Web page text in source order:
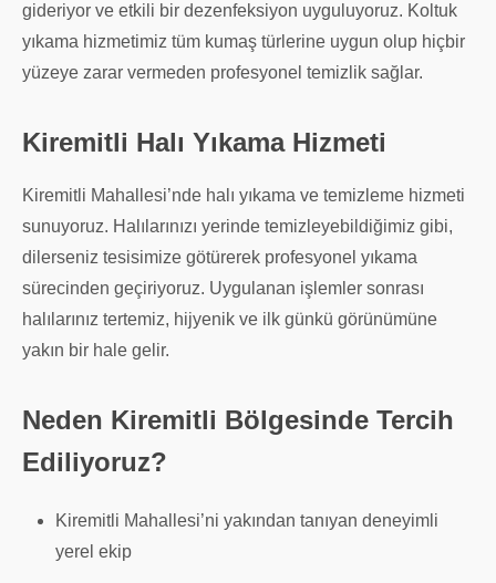
gideriyor ve etkili bir dezenfeksiyon uyguluyoruz. Koltuk
yıkama hizmetimiz tüm kumaş türlerine uygun olup hiçbir
yüzeye zarar vermeden profesyonel temizlik sağlar.
Kiremitli Halı Yıkama Hizmeti
Kiremitli Mahallesi’nde halı yıkama ve temizleme hizmeti
sunuyoruz. Halılarınızı yerinde temizleyebildiğimiz gibi,
dilerseniz tesisimize götürerek profesyonel yıkama
sürecinden geçiriyoruz. Uygulanan işlemler sonrası
halılarınız tertemiz, hijyenik ve ilk günkü görünümüne
yakın bir hale gelir.
Neden Kiremitli Bölgesinde Tercih
Ediliyoruz?
Kiremitli Mahallesi’ni yakından tanıyan deneyimli
yerel ekip